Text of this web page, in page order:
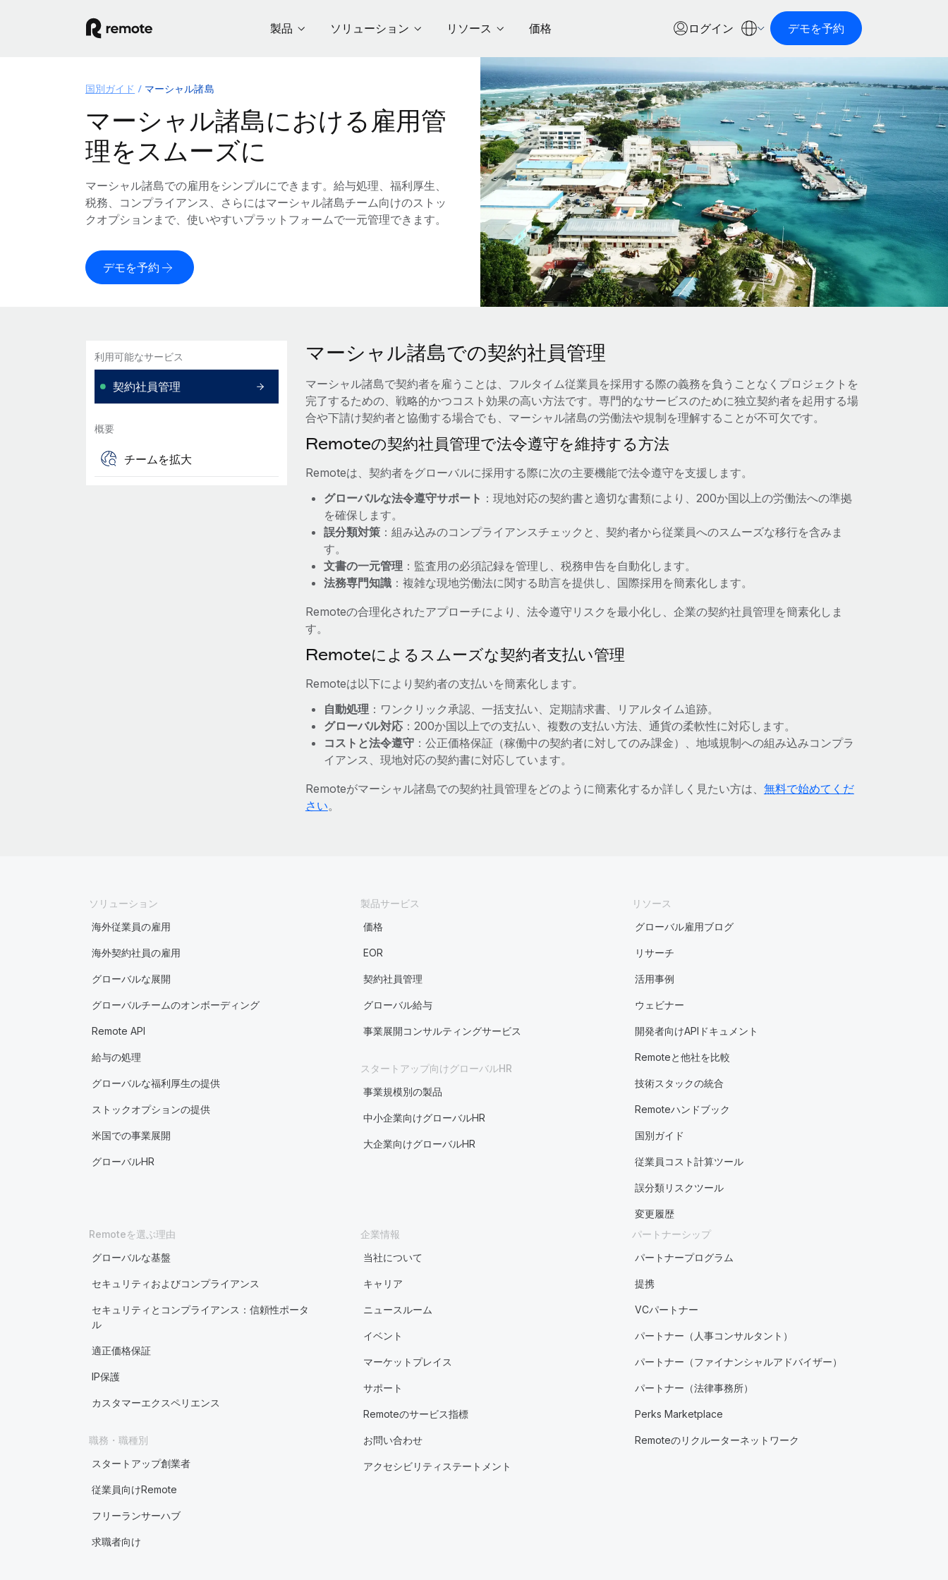
製品 ソリューション リソース 価格 ログイン デモを予約
国別ガイド マーシャル諸島
マーシャル諸島における雇用管
理をスムーズに
マーシャル諸島での雇用をシンプルにできます。給与処理、福利厚生、
税務、コンプライアンス、さらにはマーシャル諸島チーム向けのストッ
クオプションまで、使いやすいプラットフォームで一元管理できます。
デモを予約
利用可能なサービス
契約社員管理
概要
チームを拡大
マーシャル諸島での契約社員管理
マーシャル諸島で契約者を雇うことは、フルタイム従業員を採用する際の義務を負うことなくプロジェクトを
完了するための、戦略的かつコスト効果の高い方法です。専門的なサービスのために独立契約者を起用する場
合や下請け契約者と協働する場合でも、マーシャル諸島の労働法や規制を理解することが不可欠です。
Remoteの契約社員管理で法令遵守を維持する方法
Remoteは、契約者をグローバルに採用する際に次の主要機能で法令遵守を支援します。
グローバルな法令遵守サポート ：現地対応の契約書と適切な書類により、200か国以上の労働法への準拠
を確保します。
誤分類対策：組み込みのコンプライアンスチェックと、契約者から従業員へのスムーズな移行を含みま
す。
文書の一元管理 ：監査用の必須記録を管理し、税務申告を自動化します。
法務専門知識：複雑な現地労働法に関する助言を提供し、国際採用を簡素化します。
Remoteの合理化されたアプローチにより、法令遵守リスクを最小化し、企業の契約社員管理を簡素化しま
す。
Remoteによるスムーズな契約者支払い管理
Remoteは以下により契約者の支払いを簡素化します。
自動処理 ：ワンクリック承認、一括支払い、定期請求書、リアルタイム追跡。
グローバル対応：200か国以上での支払い、複数の支払い方法、通貨の柔軟性に対応します。
コストと法令遵守：公正価格保証（稼働中の契約者に対してのみ課金）、地域規制への組み込みコンプラ
イアンス、現地対応の契約書に対応しています。
Remoteがマーシャル諸島での契約社員管理をどのように簡素化するか詳しく見たい方は、 無料で始めてくだ
さい。
ソリューション
海外従業員の雇用
海外契約社員の雇用
グローバルな展開
グローバルチームのオンボーディング
Remote API
給与の処理
グローバルな福利厚生の提供
ストックオプションの提供
米国での事業展開
グローバルHR
製品サービス
価格
EOR
契約社員管理
グローバル給与
事業展開コンサルティングサービス
スタートアップ向けグローバルHR
事業規模別の製品
中小企業向けグローバルHR
大企業向けグローバルHR
リソース
グローバル雇用ブログ
リサーチ
活用事例
ウェビナー
開発者向けAPIドキュメント
Remoteと他社を比較
技術スタックの統合
Remoteハンドブック
国別ガイド
従業員コスト計算ツール
誤分類リスクツール
変更履歴
Remoteを選ぶ理由
グローバルな基盤
セキュリティおよびコンプライアンス
セキュリティとコンプライアンス：信頼性ポータ
ル
適正価格保証
IP保護
カスタマーエクスペリエンス
職務・職種別
スタートアップ創業者
従業員向けRemote
フリーランサーハブ
求職者向け
企業情報
当社について
キャリア
ニュースルーム
イベント
マーケットプレイス
サポート
Remoteのサービス指標
お問い合わせ
アクセシビリティステートメント
パートナーシップ
パートナープログラム
提携
VCパートナー
パートナー（人事コンサルタント）
パートナー（ファイナンシャルアドバイザー）
パートナー（法律事務所）
Perks Marketplace
Remoteのリクルーターネットワーク